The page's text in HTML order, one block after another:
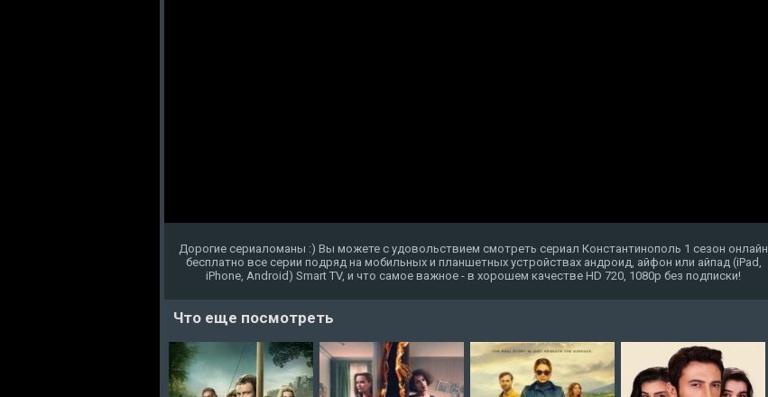
Дорогие сериаломаны :) Вы можете с удовольствием смотреть сериал Константинополь 1 сезон онлайн
бесплатно все серии подряд на мобильных и планшетных устройствах андроид, айфон или айпад (iPad,
iPhone, Android) Smart TV, и что самое важное - в хорошем качестве HD 720, 1080p без подписки!
Что еще посмотреть